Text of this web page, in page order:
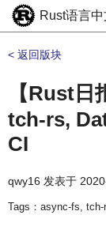
Rust语言
< 返回版块
【Rust
tch-rs,
CI
qwy16 发表于
Tags：async-fs, tch-